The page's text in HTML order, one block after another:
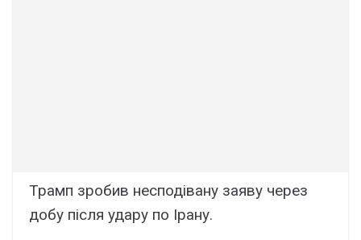
Трамп зробив несподівану заяву через
добу після удару по Ірану.